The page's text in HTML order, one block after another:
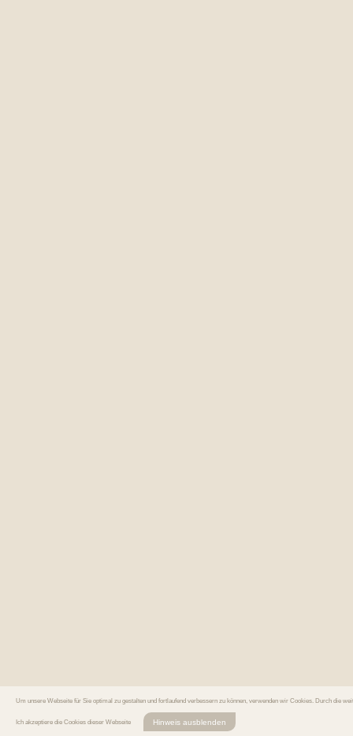
Um unsere Webseite für Sie optimal zu gestalten und fortlaufend verbessern zu können, verwenden wir Cookies. Durch die
Ich akzeptiere die Cookies dieser Webseite Hinweis ausblenden